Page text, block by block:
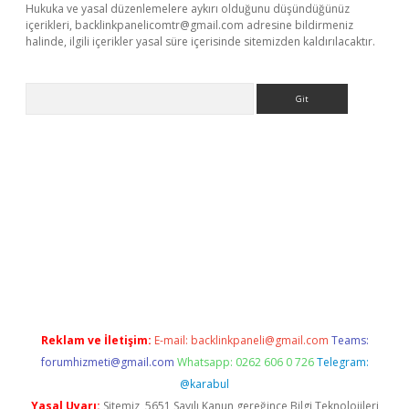
Hukuka ve yasal düzenlemelere aykırı olduğunu düşündüğünüz
içerikleri, backlinkpanelicomtr@gmail.com adresine bildirmeniz
halinde, ilgili içerikler yasal süre içerisinde sitemizden kaldırılacaktır.
Reklam ve İletişim: E-mail: backlinkpaneli@gmail.com Teams:
forumhizmeti@gmail.com Whatsapp: 0262 606 0 726 Telegram:
@karabul
Yasal Uyarı: Sitemiz, 5651 Sayılı Kanun gereğince Bilgi Teknolojileri